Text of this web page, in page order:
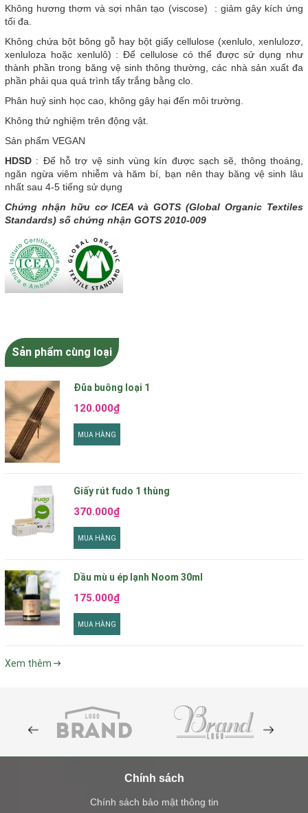
Không hương thơm và sợi nhân tạo (viscose) : giảm gây kích ứng
tối đa.
Không chứa bột bông gỗ hay bột giấy cellulose (xenlulo, xenlulozơ,
xenluloza hoặc xenlulô) : Để cellulose có thể được sử dụng như
thành phần trong băng vệ sinh thông thường, các nhà sản xuất đa
phần phải qua quá trình tẩy trắng bằng clo.
Phân huỷ sinh học cao, không gây hại đến môi trường.
Không thử nghiệm trên động vật.
Sản phẩm VEGAN
HDSD : Để hỗ trợ vệ sinh vùng kín được sạch sẽ, thông thoáng,
ngăn ngừa viêm nhiễm và hăm bí, bạn nên thay băng vệ sinh lâu
nhất sau 4-5 tiếng sử dụng
Chứng nhận hữu cơ ICEA và GOTS (Global Organic Textiles
Standards) số chứng nhận GOTS 2010-009
Sản phẩm cùng loại
Đũa buông loại 1
120.000₫
MUA HÀNG
Giấy rút fudo 1 thùng
370.000₫
MUA HÀNG
Dầu mù u ép lạnh Noom 30ml
175.000₫
MUA HÀNG
Xem thêm
Chính sách
Chính sách bảo mật thông tin